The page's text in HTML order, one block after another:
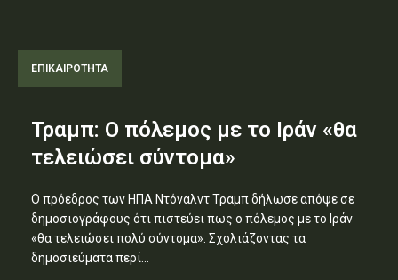
ΕΠΙΚΑΙΡΟΤΗΤΑ
Τραμπ: Ο πόλεμος με το Ιράν «θα
τελειώσει σύντομα»
Ο πρόεδρος των ΗΠΑ Ντόναλντ Τραμπ δήλωσε απόψε σε
δημοσιογράφους ότι πιστεύει πως ο πόλεμος με το Ιράν
«θα τελειώσει πολύ σύντομα». Σχολιάζοντας τα
δημοσιεύματα περί...